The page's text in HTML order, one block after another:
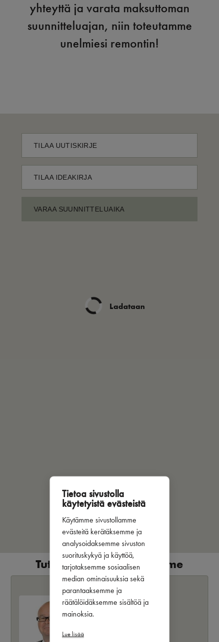
Tietoa sivustolla
käytetyistä evästeistä
Käytämme sivustollamme
evästeitä kerätäksemme ja
analysoidaksemme sivuston
suorituskykyä ja käyttöä,
tarjotaksemme sosiaalisen
median ominaisuuksia sekä
parantaaksemme ja
räätälöidäksemme sisältöä ja
mainoksia.
Lue lisää
yhteyttä ja varata maksuttoman
suunnitteluajan, niin toteutamme
unelmiesi remontin!
TILAA UUTISKIRJE
TILAA IDEAKIRJA
VARAA SUUNNITTELUAIKA
Ladataan
Tutustu henkilökuntaamme
Ari Kähkönen
Puustelli-yrittäjä
Lue lisää